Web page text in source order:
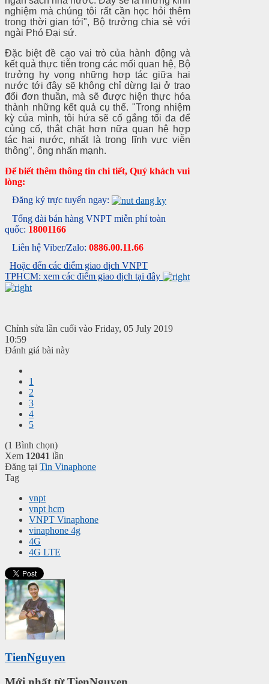
nghiệm mà chúng tôi rất cần học hỏi thêm
trong thời gian tới", Bộ trưởng chia sẻ với
ngài Phó Đại sứ.
Đặc biệt đề cao vai trò của hành động và
kết quả thực tiễn trong các mối quan hệ, Bộ
trưởng hy vọng những hợp tác giữa hai
nước tới đây sẽ không chỉ dừng lại ở trao
đổi đơn thuần, mà sẽ được hiện thực hóa
thành những kết quả cụ thể. "Trong nhiệm
kỳ của mình, tôi hứa sẽ cố gắng tối đa để
củng cố, thắt chặt hơn nữa quan hệ hợp
tác hai nước, nhất là trong lĩnh vực viễn
thông", ông nhấn mạnh.
Để biết thêm thông tin chi tiết, Quý khách vui
lòng:
Đăng ký trực tuyến ngay:
Tổng đài bán hàng VNPT miễn phí toàn
quốc: 18001166
Liên hệ Viber/Zalo: 0886.00.11.66
Hoặc đến các điểm giao dịch VNPT
TPHCM: xem các điểm giao dịch tại đây
Chỉnh sửa lần cuối vào Friday, 05 July 2019
10:59
Đánh giá bài này
1
2
3
4
5
(1 Bình chọn)
Xem 12041 lần
Đăng tại Tin Vinaphone
Tag
vnpt
vnpt hcm
VNPT Vinaphone
vinaphone 4g
4G
4G LTE
TienNguyen